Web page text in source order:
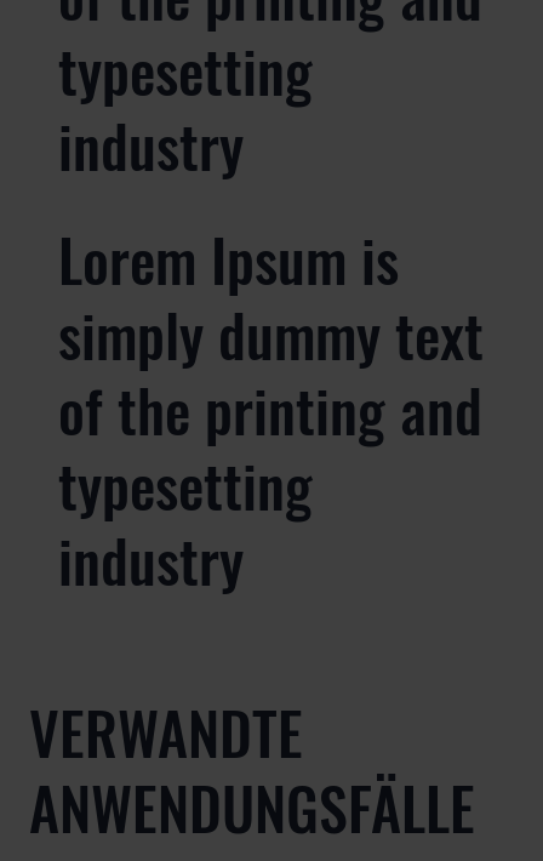
typesetting
industry
Lorem Ipsum is
simply dummy text
of the printing and
typesetting
industry
VERWANDTE
ANWENDUNGSFÄLLE